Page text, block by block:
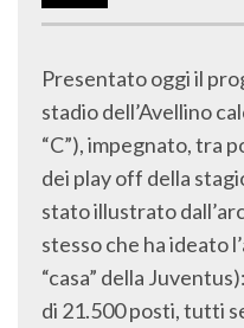
Presentato oggi il
stadio dell’Avellino
“C”), impegnato, tra
dei play off della
stato illustrato
stesso che ha ideato
“casa” della
di 21.500 posti, tutti